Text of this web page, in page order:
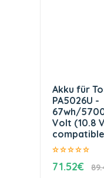
Akku für
PA5026U -
67wh/
Volt (10.8
71.52€